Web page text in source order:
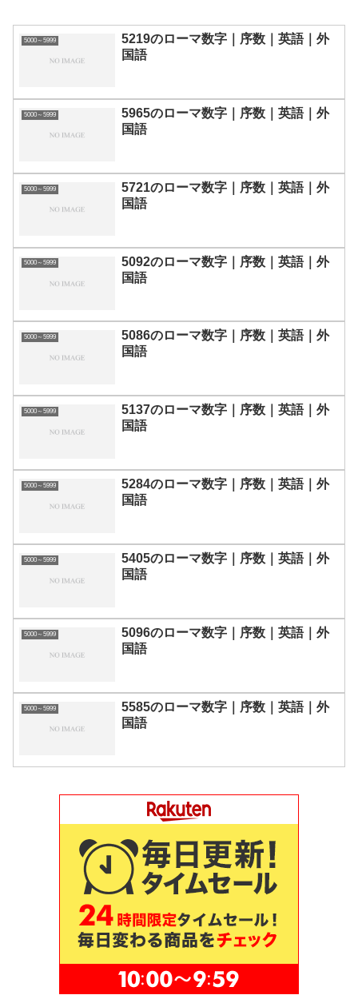
5000～5999
5219のローマ数字｜序数｜英語｜外
国語
5000～5999
5965のローマ数字｜序数｜英語｜外
国語
5000～5999
5721のローマ数字｜序数｜英語｜外
国語
5000～5999
5092のローマ数字｜序数｜英語｜外
国語
5000～5999
5086のローマ数字｜序数｜英語｜外
国語
5000～5999
5137のローマ数字｜序数｜英語｜外
国語
5000～5999
5284のローマ数字｜序数｜英語｜外
国語
5000～5999
5405のローマ数字｜序数｜英語｜外
国語
5000～5999
5096のローマ数字｜序数｜英語｜外
国語
5000～5999
5585のローマ数字｜序数｜英語｜外
国語